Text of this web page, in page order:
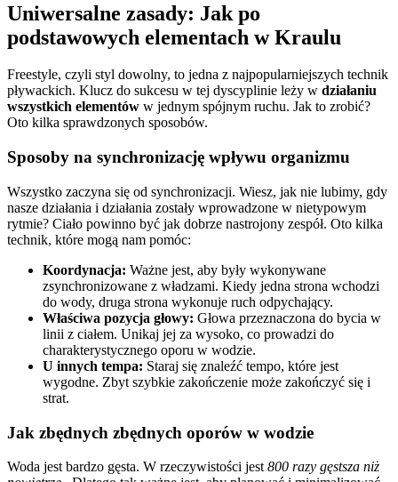
Uniwersalne zasady: Jak po
podstawowych elementach w Kraulu
Freestyle, czyli styl dowolny, to jedna z najpopularniejszych technik
pływackich. Klucz do sukcesu w tej dyscyplinie leży w działaniu
wszystkich elementów w jednym spójnym ruchu. Jak to zrobić?
Oto kilka sprawdzonych sposobów.
Sposoby na synchronizację wpływu organizmu
Wszystko zaczyna się od synchronizacji. Wiesz, jak nie lubimy, gdy
nasze działania i działania zostały wprowadzone w nietypowym
rytmie? Ciało powinno być jak dobrze nastrojony zespół. Oto kilka
technik, które mogą nam pomóc:
Koordynacja: Ważne jest, aby były wykonywane
zsynchronizowane z władzami. Kiedy jedna strona wchodzi
do wody, druga strona wykonuje ruch odpychający.
Właściwa pozycja głowy: Głowa przeznaczona do bycia w
linii z ciałem. Unikaj jej za wysoko, co prowadzi do
charakterystycznego oporu w wodzie.
U innych tempa: Staraj się znaleźć tempo, które jest
wygodne. Zbyt szybkie zakończenie może zakończyć się i
strat.
Jak zbędnych zbędnych oporów w wodzie
Woda jest bardzo gęsta. W rzeczywistości jest 800 razy gęstsza niż